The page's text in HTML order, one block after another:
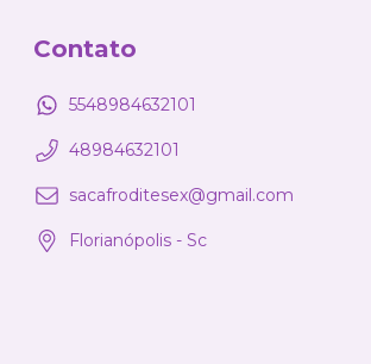
Contato
5548984632101
48984632101
sacafroditesex@gmail.com
Florianópolis - Sc